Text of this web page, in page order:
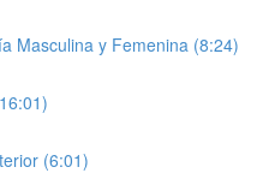
Masculina y Femenina (8:24)
(6:01)